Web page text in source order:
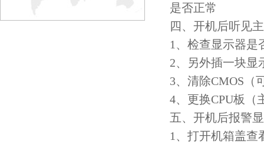
是否正常
四、开机后听见
1、检查显示器是
2、另外插一块显
3、清除CMOS（
4、更换CPU板（
五、开机后报警
1、打开机箱盖查